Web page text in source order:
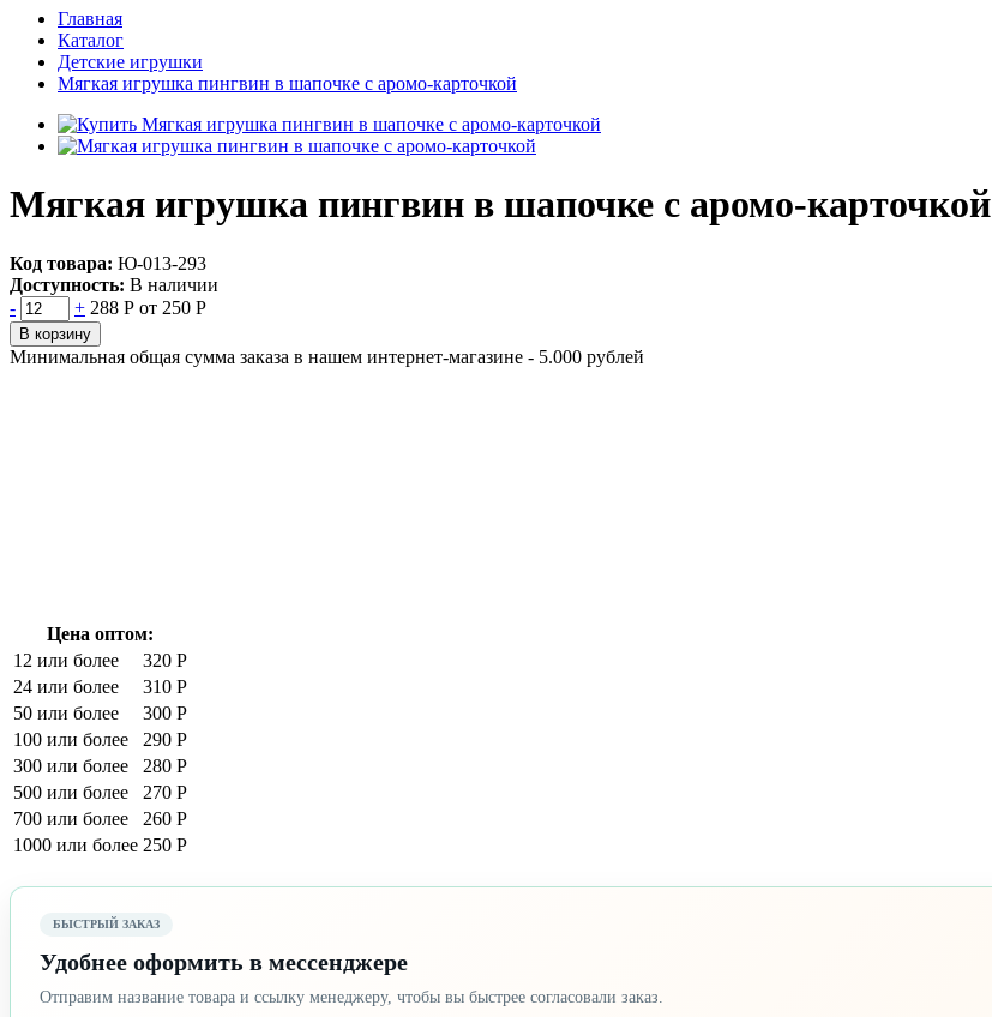
Главная
Каталог
Детские игрушки
Мягкая игрушка пингвин в шапочке с аромо-карточкой
Мягкая игрушка пингвин в шапочке с аромо-карточкой
Код товара: Ю-013-293
Доступность: В наличии
-
+ 288 Р от 250 Р
В корзину
Минимальная общая сумма заказа в нашем интернет-магазине - 5.000 рублей
Цена оптом:
12 или более
320 Р
24 или более
310 Р
50 или более
300 Р
100 или более
290 Р
300 или более
280 Р
500 или более
270 Р
700 или более
260 Р
1000 или более 250 Р
БЫСТРЫЙ ЗАКАЗ
Удобнее оформить в мессенджере
Отправим название товара и ссылку менеджеру, чтобы вы быстрее согласовали заказ.